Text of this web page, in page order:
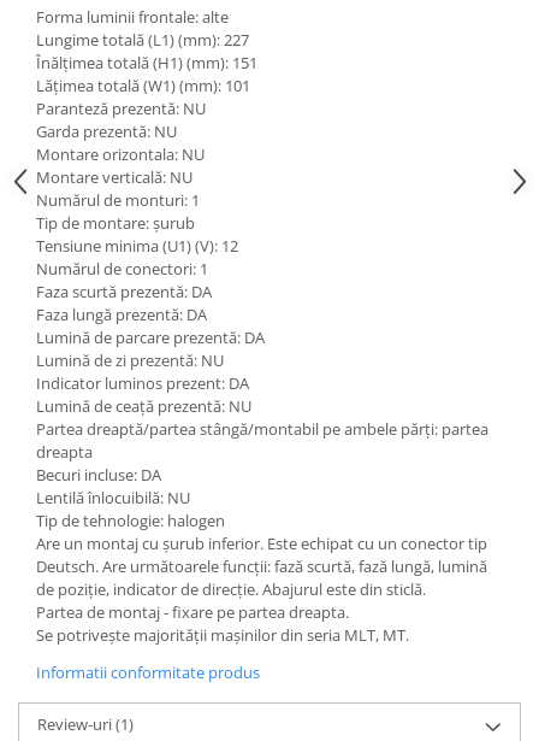
Cablu acceleratie
Senzori de presiune ulei
Vaporizatoare
Radiatoare AC
Piese frana
Discuri de frana
Etrieri
Placute de frana
Pompa de frana - cilindru de frana
Frana utilaje
Supapa franare
Kit reparatii
Cabluri frana
Rezervor lichid de frana
Lichid de frana
Antigel frane
Piese fara categorie
Sepci
Garnituri utilaje
Siguranta
Abtibilduri - Etichete
Piese electrice
Piese Socage
Piese Kaeser
Piese Wacker Neuson
Piese David Brown
Piese Mc Cormick
Piese Lamborghini
Piese Same
Piese Renault
Piese Hurlimann
Piese Zetor
Piese Weidemann
Piese Ausa
Piese Sennebogen
Piese Still
Piese Timberjack
Piese Valmet Valtra
Piese Vogele
Piese Yuchai
Piese Zeppelin
Forma luminii frontale: alte
Lungime totală (L1) (mm): 227
Înălțimea totală (H1) (mm): 151
Lățimea totală (W1) (mm): 101
Paranteză prezentă: NU
Garda prezentă: NU
Montare orizontala: NU
Montare verticală: NU
Numărul de monturi: 1
Tip de montare: șurub
Tensiune minima (U1) (V): 12
Numărul de conectori: 1
Faza scurtă prezentă: DA
Faza lungă prezentă: DA
Lumină de parcare prezentă: DA
Lumină de zi prezentă: NU
Indicator luminos prezent: DA
Lumină de ceață prezentă: NU
Partea dreaptă/partea stângă/montabil pe ambele părți: partea
dreapta
Becuri incluse: DA
Lentilă înlocuibilă: NU
Tip de tehnologie: halogen
Are un montaj cu șurub inferior. Este echipat cu un conector tip
Deutsch. Are următoarele funcții: fază scurtă, fază lungă, lumină
de poziție, indicator de direcție. Abajurul este din sticlă.
Partea de montaj - fixare pe partea dreapta.
Se potrivește majorității mașinilor din seria MLT, MT.
Informatii conformitate produs
Review-uri(1)